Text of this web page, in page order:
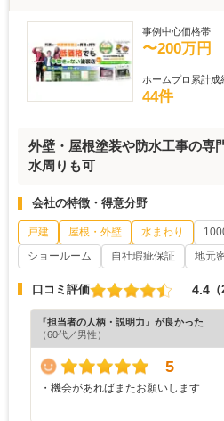
事例中心価格帯
〜200万円
ホームプロ累計成
44件
外壁・屋根塗装や防水工事の専
水周りも可
会社の特徴・得意分野
戸建 屋根・外壁 水まわり
ショールーム
自社瑕疵保証 地元
口コミ評価 4.4
『担当者の人柄・説明力』が良かった
（60代／男性）
5
・機会があればまたお願いします